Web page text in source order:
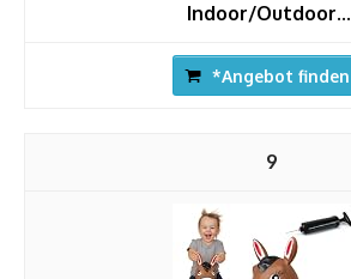
Indoor/Outdoor...
*Angebot finden
9